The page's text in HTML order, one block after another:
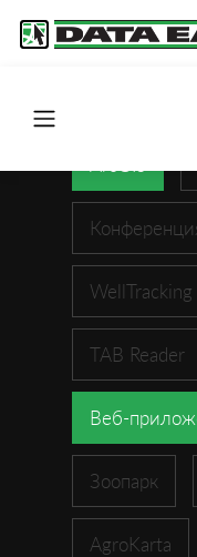
WellTracking
TAB Reader
Веб-
Зоопарк
AgroKarta